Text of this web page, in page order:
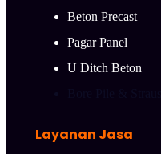
Beton Precast
Pagar Panel
U Ditch Beton
Layanan Jasa